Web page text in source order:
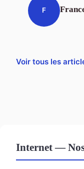
F
Voir tous les
Internet —